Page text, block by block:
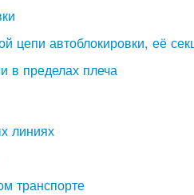
цепи автоблокировки, её
в пределах плеча
линиях
транспорте